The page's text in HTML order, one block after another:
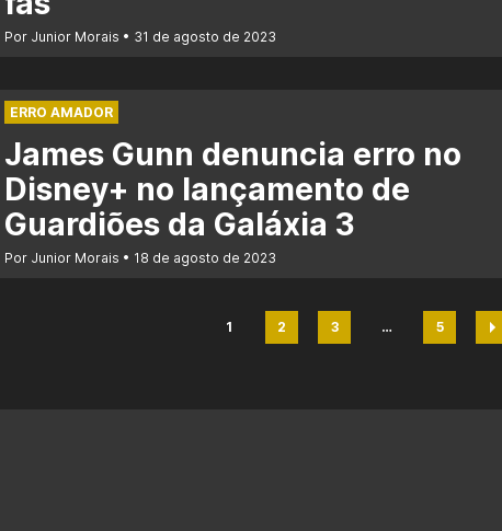
Por Junior Morais 31 de agosto de 2023
ERRO AMADOR
James Gunn denuncia erro no
Disney+ no lançamento de
Guardiões da Galáxia 3
Por Junior Morais 18 de agosto de 2023
Página
1
Página
2
Página
3
…
Página
5